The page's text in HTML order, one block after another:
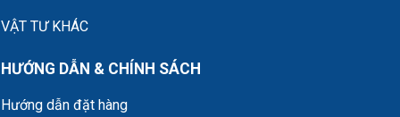
VẬT TƯ KHÁC
HƯỚNG DẪN & CHÍNH SÁCH
Hướng dẫn đặt hàng